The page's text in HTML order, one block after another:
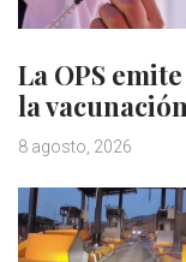
La OPS
la
8 agosto, 2026